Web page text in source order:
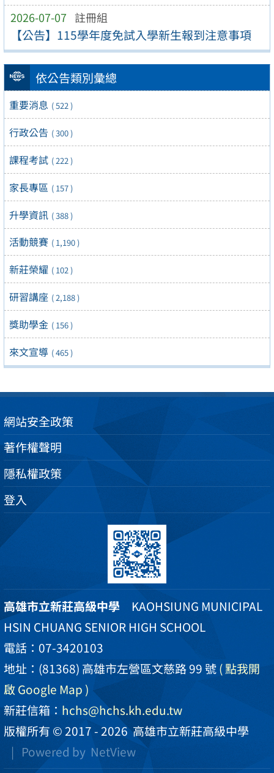
2026-07-07 註冊組
【公告】115學年度免試入學新生報到注意事項
依公告類別彙總
重要消息 ( 522 )
行政公告 ( 300 )
課程考試 ( 222 )
家長專區 ( 157 )
升學資訊 ( 388 )
活動競賽 ( 1,190 )
新莊榮耀 ( 102 )
研習講座 ( 2,188 )
獎助學金 ( 156 )
來文宣導 ( 465 )
網站安全政策
著作權聲明
隱私權政策
登入
高雄市立新莊高級中學 KAOHSIUNG MUNICIPAL
HSIN CHUANG SENIOR HIGH SCHOOL
電話：07-3420103
地址：(81368) 高雄市左營區文慈路 99 號( 點我開
啟 Google Map )
新莊信箱： hchs@hchs.kh.edu.tw
版權所有 © 2017 - 2026高雄市立新莊高級中學
| Powered by NetView